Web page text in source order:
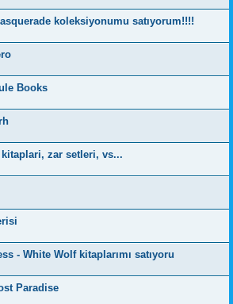
koleksiyonumu satıyorum!!!!
Books
zar setleri, vs...
- White Wolf kitaplarımı satıyoru
Paradise